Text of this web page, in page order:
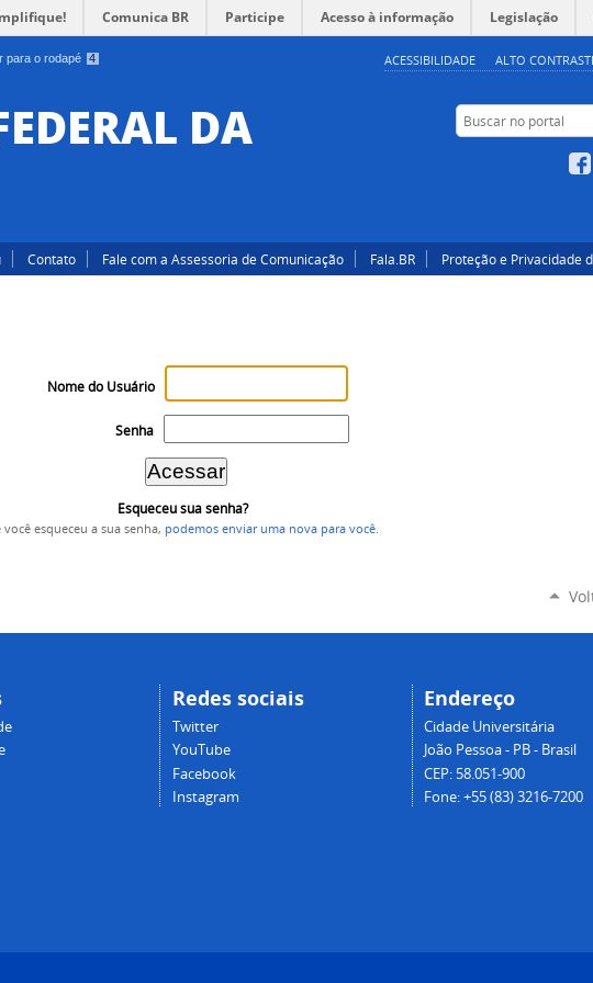
para o rodapé 4 ACESSIBILIDADE ALTO
Comunica BR Participe Acesso à informação Legislação
DA Buscar no portal
Contato Fale com a Assessoria de Comunicação Fala.BR Proteção e Privacidade
Nome do Usuário
Senha
Esqueceu sua senha?
você esqueceu a sua senha, podemos enviar uma nova para você.
Redes sociais
Twitter
YouTube
Facebook
Instagram
Endereço
Cidade Universitária
João Pessoa - PB - Brasil
CEP: 58.051-900
Fone: +55 (83) 3216-7200